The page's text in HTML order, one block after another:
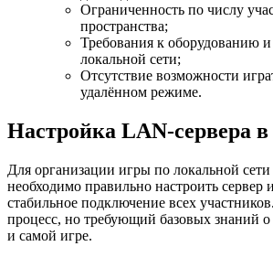
Ограниченность по числу
пространства;
Требования к оборудованию и
локальной сети;
Отсутствие возможности
удалённом режиме.
Настройка LAN-сервера в
Для организации игры по локальной
необходимо правильно настроить сервер
стабильное подключение всех
процесс, но требующий базовых знаний о
и самой игре.